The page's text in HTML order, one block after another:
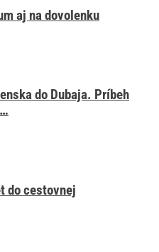
aj na dovolenku
do Dubaja. Príbeh
do cestovnej